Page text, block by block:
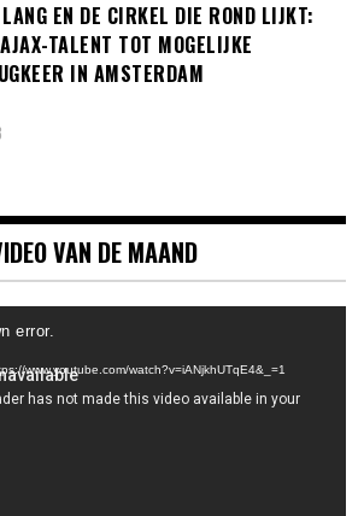
EN DE CIRKEL DIE ROND LIJKT:
TALENT TOT MOGELIJKE
IN AMSTERDAM
VAN DE MAAND
error.
www.youtube.com/watch?v=iANjkhUTqE4&_=1